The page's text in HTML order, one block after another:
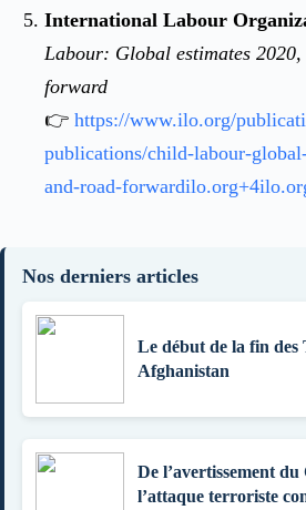
International Labour
Labour: Global estimates
forward
👉 https://www.ilo.org/
publications/child-labour-
and-road-forward
Nos derniers articles
Le début de la fin des
Afghanistan
De l’avertissement du
l’attaque terroriste